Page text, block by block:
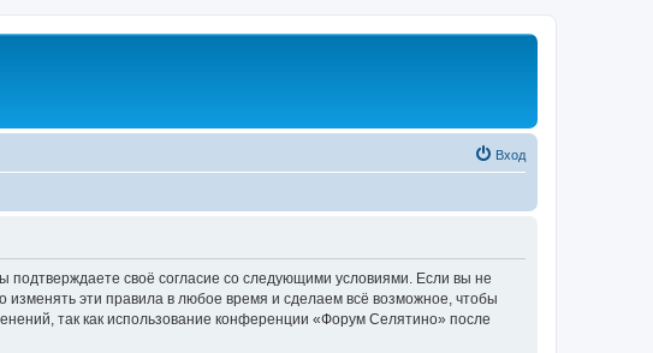
Вход
своё согласие со следующими условиями. Если вы не
эти правила в любое время и сделаем всё возможное, чтобы
так как использование конференции «Форум Селятино» после